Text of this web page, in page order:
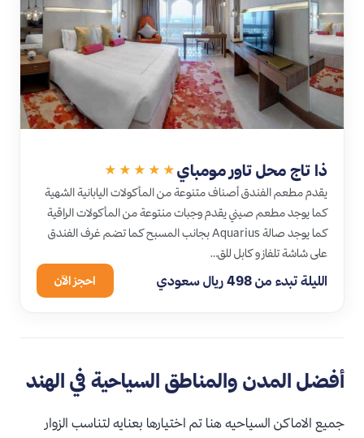
ذا تاج محل تاور مومباي ★★★★★
يقدم مطعم الفندق أصناف متنوعة من المأكولات اليابانية الشهية
كما يوجد مطعم صيني يقدم وجبات منتوعة من المأكولات الراقية
كما يوجد صالة Aquarius بجانب المسبح كما تضم غرف الفندق
على شاشة تلفاز و كابل للق…
الليلة تبدء من 498 ريال سعودي احجز الآن
أفضل المدن والمناطق السياحية في الهند
جميع الاماكن السياحيه هنا تم اختيارها بعنايه لتناسب الزوار